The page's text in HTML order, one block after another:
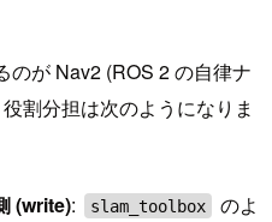
のが Nav2 (ROS 2 の自律ナ
割分担は次のようになりま
(write): slam_toolbox
のよ